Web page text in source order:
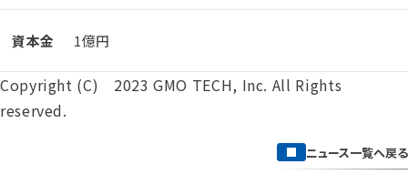
資本金 1億円
Copyright (C) 2023 GMO TECH, Inc. All Rights
reserved.
ニュース一覧へ戻る